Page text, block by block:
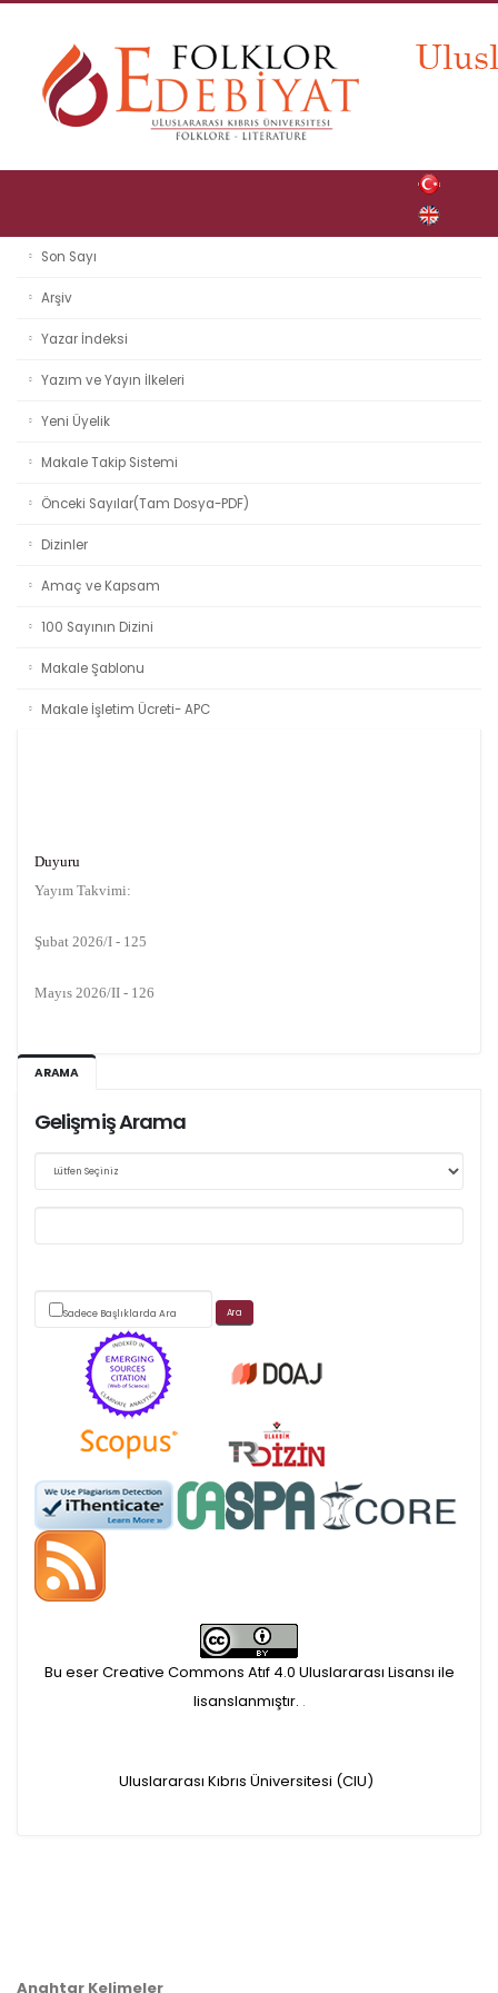
Son Sayı
Arşiv
Yazar İndeksi
Yazım ve Yayın İlkeleri
Yeni Üyelik
Makale Takip Sistemi
Önceki Sayılar(Tam Dosya-PDF)
Dizinler
Amaç ve Kapsam
100 Sayının Dizini
Makale Şablonu
Makale İşletim Ücreti- APC
Duyuru
Yayım Takvimi:
Şubat 2026/I - 125
Mayıs 2026/II - 126
üzerinden yürütülmektedir.
Scimago's grade
APC ödemesi
Öndenetimden geçen
makaleler için, 100 Avro
Makale İşletim Ücreti (APC)
ARAMA
Gelişmiş Arama
Sadece Başlıklarda Ara
Bu eser Creative Commons Atıf 4.0 Uluslararası Lisansı ile
lisanslanmıştır. .
Uluslararası Kıbrıs Üniversitesi (CIU)
Anahtar Kelimeler